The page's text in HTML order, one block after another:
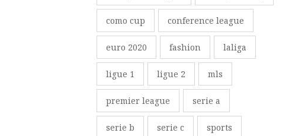
como cup conference league
euro 2020 fashion laliga
ligue 1 ligue 2 mls
premier league serie a
serie b serie c sports